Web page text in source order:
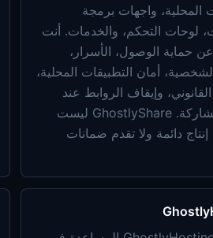
المحلية، واجهات برمجة
لوحات التحكم، والخدمات. أنت
حماية الوصول، الأسرار،
الشخصية، أمان التطبيقات المحلية،
وإيقاف الروابط عند
انتهاء المشاركة. GhostlyShare ليست
دائمة ولا تقدم ضمانات